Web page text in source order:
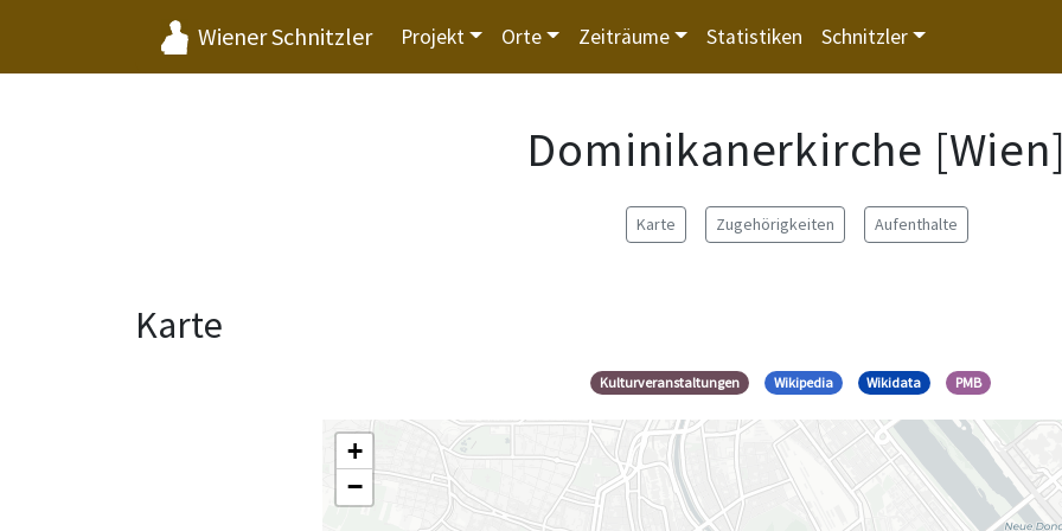
Wiener Schnitzler Projekt Orte Zeiträume Statistiken Schnitzler
Dominikanerkirche
Karte Zugehörigkeiten Aufenthalte
Karte
Kulturveranstaltungen Wikipedia Wikidata PMB
+
−